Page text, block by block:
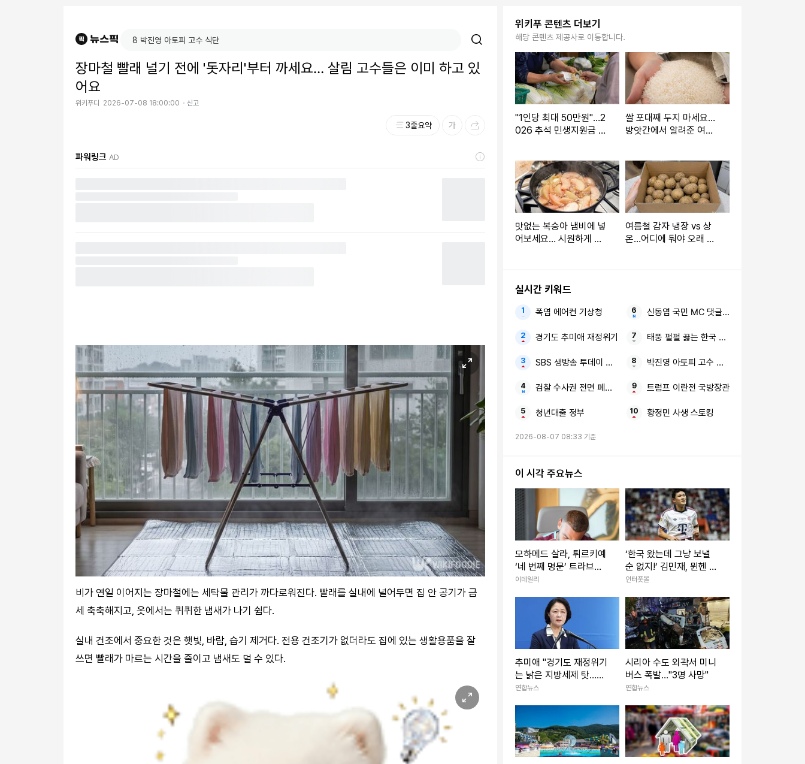
장마철 빨래 널기 전에 '돗자리'부터 까세요… 살림 고수들은 이미 하고 있
어요
위키푸디 2026-07-08 18:00:00 신고
3줄요약
파워링크 AD
비가 연일 이어지는 장마철에는 세탁물 관리가 까다로워진다. 빨래를 실내에 널어두면 집 안 공기가 금
세 축축해지고, 옷에서는 퀴퀴한 냄새가 나기 쉽다.
실내 건조에서 중요한 것은 햇빛, 바람, 습기 제거다. 전용 건조기가 없더라도 집에 있는 생활용품을 잘
쓰면 빨래가 마르는 시간을 줄이고 냄새도 덜 수 있다.
위키푸 콘텐츠 더보기
해당 콘텐츠 제공사로 이동합니다.
"1인당 최대 50만원"…2
026 추석 민생지원금 4
쌀 포대째 두지 마세요…
방앗간에서 알려준 여름
맛없는 복숭아 냄비에 넣
어보세요… 시원하게 꺼
여름철 감자 냉장 vs 상
온…어디에 둬야 오래 갈
실시간 키워드
폭염 에어컨 기상청
경기도 추미애 재정위기
SBS 생방송 투데이 강화 맛집
검찰 수사권 전면 폐지 단계적 시행
청년대출 정부
신동엽 국민 MC 댓글창 박살
태풍 펄펄 끓는 한국 절망적인 소식
박진영 아토피 고수 식단
트럼프 이란전 국방장관
황정민 사생 스토킹
2026-08-07 08:33 기준
이 시각 주요뉴스
모하메드 살라, 튀르키예
‘네 번째 명문’ 트라브존
스포르행
이데일리
‘한국 왔는데 그냥 보낼
순 없지!’ 김민재, 뮌헨 동
료들에 한턱냈다 “투어
대접”
인터풋볼
추미애 "경기도 재정위기
는 낡은 지방세제 탓…정
치공방 말아야"
연합뉴스
시리아 수도 외곽서 미니
버스 폭발…"3명 사망"
연합뉴스